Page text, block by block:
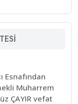
Esnafından
Muharrem
ÇAYIR vefat